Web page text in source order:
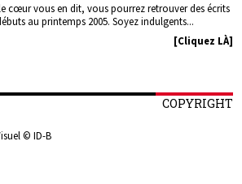
cœur vous en dit, vous pourrez retrouver des écrits
au printemps 2005. Soyez indulgents...
[Cliquez LÀ]
COPYRIGHT
© ID-B